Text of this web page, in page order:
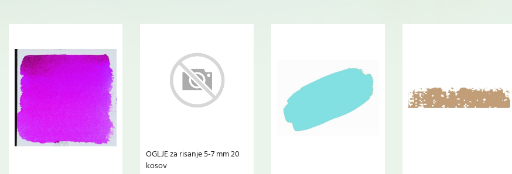
OGLJE za risanje 5-7 mm 20
kosov